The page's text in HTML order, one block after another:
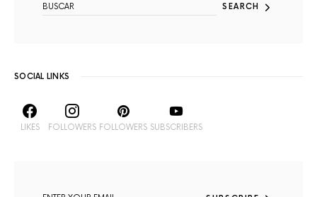
SEARCH
SOCIAL LINKS
LIKES FOLLOWERS FOLLOWERS SUBSCRIBERS